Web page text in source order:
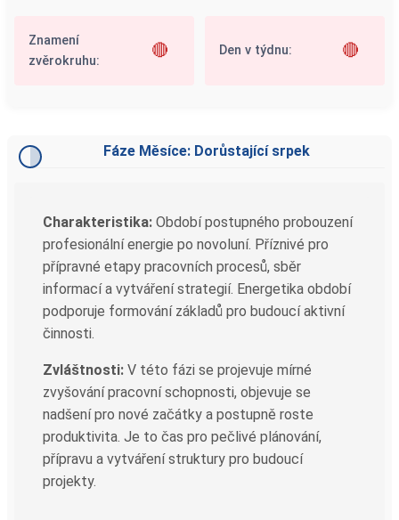
Znamení
zvěrokruhu:
🔴 Den v týdnu: 🔴
Fáze Měsíce: Dorůstající srpek
Charakteristika: Období postupného probouzení
profesionální energie po novoluní. Příznivé pro
přípravné etapy pracovních procesů, sběr
informací a vytváření strategií. Energetika období
podporuje formování základů pro budoucí aktivní
činnosti.
Zvláštnosti: V této fázi se projevuje mírné
zvyšování pracovní schopnosti, objevuje se
nadšení pro nové začátky a postupně roste
produktivita. Je to čas pro pečlivé plánování,
přípravu a vytváření struktury pro budoucí
projekty.